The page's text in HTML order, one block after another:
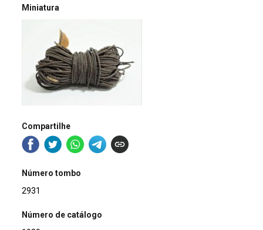
Miniatura
Compartilhe
Número tombo
2931
Número de catálogo